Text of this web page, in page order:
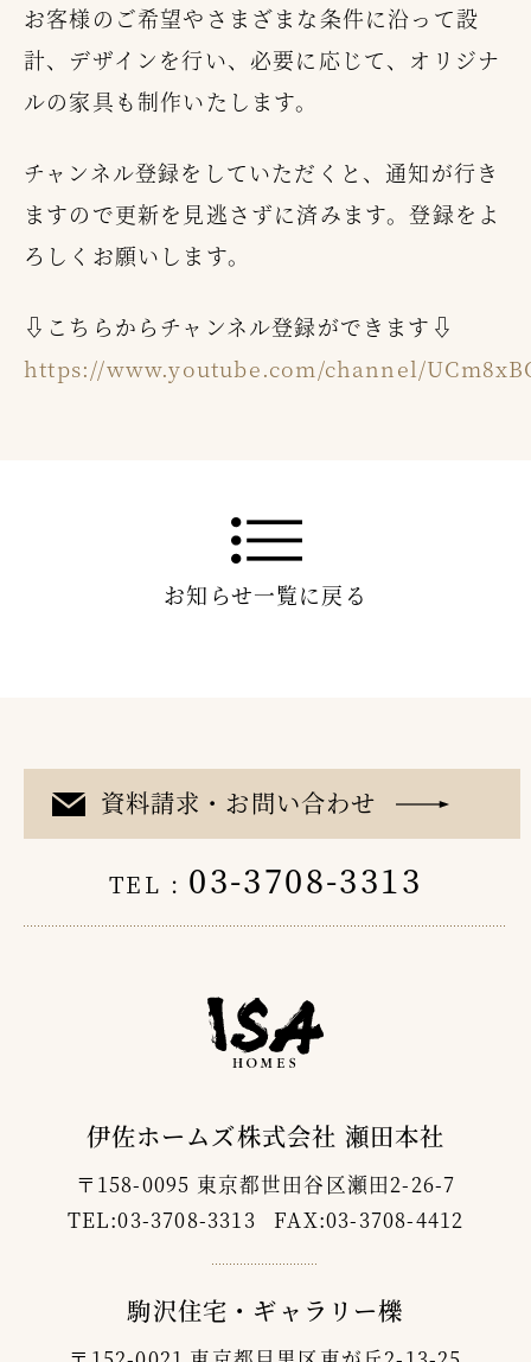
お客様のご希望やさまざまな条件に沿って設
計、デザインを行い、必要に応じて、オリジナ
ルの家具も制作いたします。
チャンネル登録をしていただくと、通知が行き
ますので更新を見逃さずに済みます。登録をよ
ろしくお願いします。
⇩こちらからチャンネル登録ができます⇩
https://www.youtube.com/channel/
お知らせ一覧に戻る
資料請求・お問い合わせ
TEL : 03-3708-3313
伊佐ホームズ株式会社 瀬田本社
〒158-0095 東京都世田谷区瀬田2-26-7
TEL:03-3708-3313 FAX:03-3708-4412
駒沢住宅・ギャラリー櫟